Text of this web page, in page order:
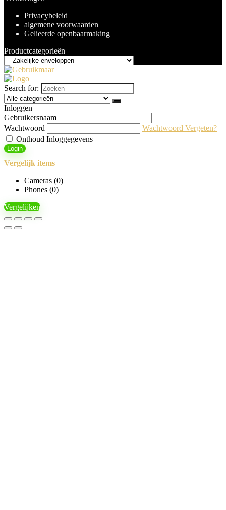
Privacybeleid
algemene voorwaarden
Gelieerde openbaarmaking
Productcategorieën
Search for:
Inloggen
Gebruikersnaam
Wachtwoord
Wachtwoord Vergeten?
Onthoud Inloggegevens
Login
Vergelijk items
Cameras (0)
Phones (0)
Vergelijken